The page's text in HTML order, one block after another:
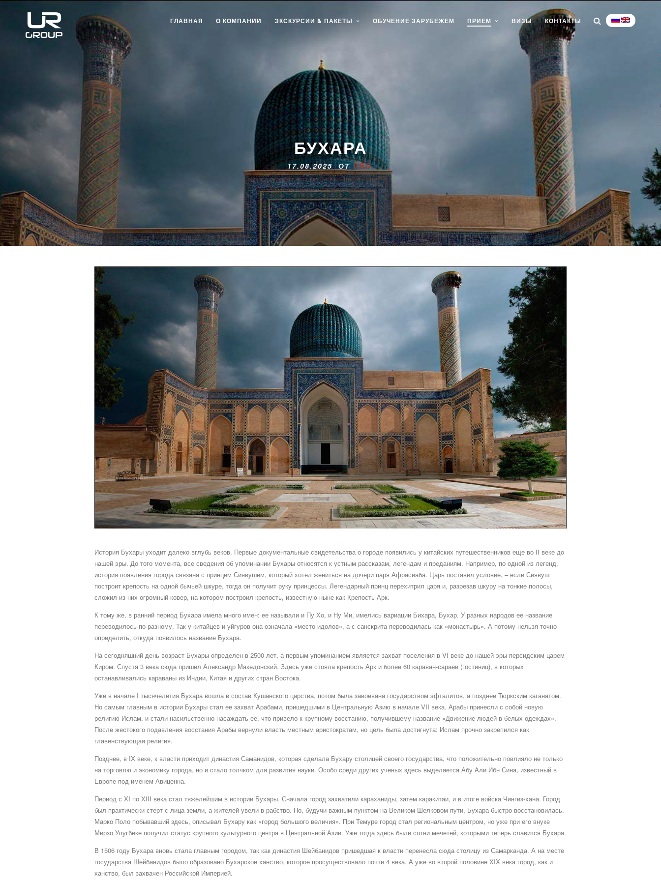
ГЛАВНАЯ О КОМПАНИИ ЭКСКУРСИИ & ПАКЕТЫ ОБУЧЕНИЕ ЗАРУБЕЖЕМ ПРИЕМ ВИЗЫ КОНТАКТЫ
БУХАРА
17.08.2025 ОТURG
История Бухары уходит далеко вглубь веков. Первые документальные свидетельства о городе появились у китайских путешественников еще во II веке до
нашей эры. До того момента, все сведения об упоминании Бухары относятся к устным рассказам, легендам и преданиям. Например, по одной из легенд,
история появления города связана с принцем Сиявушем, который хотел жениться на дочери царя Афрасиаба. Царь поставил условие, – если Сиявуш
построит крепость на одной бычьей шкуре, тогда он получит руку принцессы. Легендарный принц перехитрил царя и, разрезав шкуру на тонкие полосы,
сложил из них огромный ковер, на котором построил крепость, известную ныне как Крепость Арк.
К тому же, в ранний период Бухара имела много имен: ее называли и Пу Хо, и Ну Ми, имелись вариации Бихара, Бухар. У разных народов ее название
переводилось по-разному. Так у китайцев и уйгуров она означала «место идолов», а с санскрита переводилась как «монастырь». А потому нельзя точно
определить, откуда появилось название Бухара.
На сегодняшний день возраст Бухары определен в 2500 лет, а первым упоминанием является захват поселения в VI веке до нашей эры персидским царем
Киром. Спустя 3 века сюда пришел Александр Македонский. Здесь уже стояла крепость Арк и более 60 караван-сараев (гостиниц), в которых
останавливались караваны из Индии, Китая и других стран Востока.
Уже в начале I тысячелетия Бухара вошла в состав Кушанского царства, потом была завоевана государством эфталитов, а позднее Тюркским каганатом.
Но самым главным в истории Бухары стал ее захват Арабами, пришедшими в Центральную Азию в начале VII века. Арабы принесли с собой новую
религию Ислам, и стали насильственно насаждать ее, что привело к крупному восстанию, получившему название «Движение людей в белых одеждах».
После жестокого подавления восстания Арабы вернули власть местным аристократам, но цель была достигнута: Ислам прочно закрепился как
главенствующая религия.
Позднее, в IX веке, к власти приходит династия Саманидов, которая сделала Бухару столицей своего государства, что положительно повлияло не только
на торговлю и экономику города, но и стало толчком для развития науки. Особо среди других ученых здесь выделяется Абу Али Ибн Сина, известный в
Европе под именем Авиценна.
Период с XI по XIII века стал тяжелейшим в истории Бухары. Сначала город захватили караханиды, затем каракитаи, и в итоге войска Чингиз-хана. Город
был практически стерт с лица земли, а жителей увели в рабство. Но, будучи важным пунктом на Великом Шелковом пути, Бухара быстро восстановилась.
Марко Поло побывавший здесь, описывал Бухару как «город большого величия». При Темуре город стал региональным центром, но уже при его внуке
Мирзо Улугбеке получил статус крупного культурного центра в Центральной Азии. Уже тогда здесь были сотни мечетей, которыми теперь славится Бухара.
В 1506 году Бухара вновь стала главным городом, так как династия Шейбанидов пришедшая к власти перенесла сюда столицу из Самарканда. А на месте
государства Шейбанидов было образовано Бухарское ханство, которое просуществовало почти 4 века. А уже во второй половине XIX века город, как и
ханство, был захвачен Российской Империей.